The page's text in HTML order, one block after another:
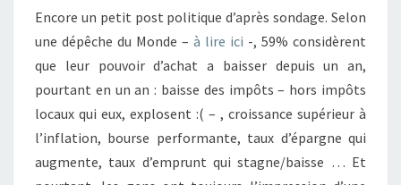
Encore un petit post politique d’après sondage. Selon
une dépêche du Monde – à lire ici -, 59% considèrent
que leur pouvoir d’achat a baisser depuis un an,
pourtant en un an : baisse des impôts – hors impôts
locaux qui eux, explosent :( – , croissance supérieur à
l’inflation, bourse performante, taux d’épargne qui
augmente, taux d’emprunt qui stagne/baisse … Et